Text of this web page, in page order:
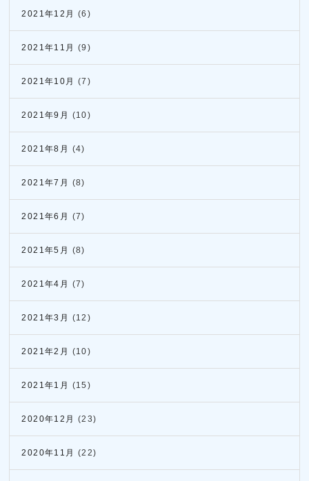
2021年12月 (6)
2021年11月 (9)
2021年10月 (7)
2021年9月 (10)
2021年8月 (4)
2021年7月 (8)
2021年6月 (7)
2021年5月 (8)
2021年4月 (7)
2021年3月 (12)
2021年2月 (10)
2021年1月 (15)
2020年12月 (23)
2020年11月 (22)